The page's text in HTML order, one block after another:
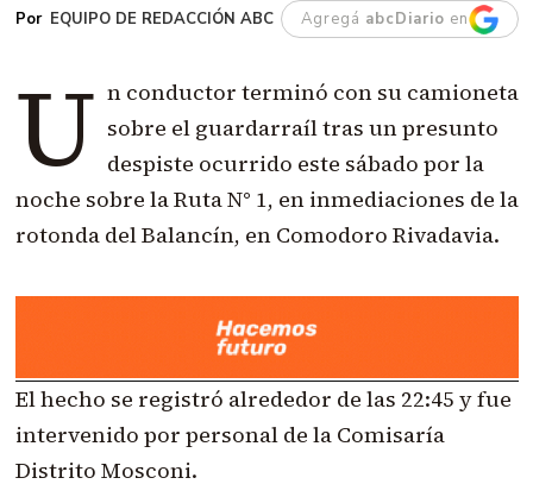
EQUIPO DE REDACCIÓN ABC Agregá abcDiario en
U n conductor terminó con su camioneta
sobre el guardarraíl tras un presunto
despiste ocurrido este sábado por la
noche sobre la Ruta N° 1, en inmediaciones de la
rotonda del Balancín, en Comodoro Rivadavia.
El hecho se registró alrededor de las 22:45 y fue
intervenido por personal de la Comisaría
Distrito Mosconi.